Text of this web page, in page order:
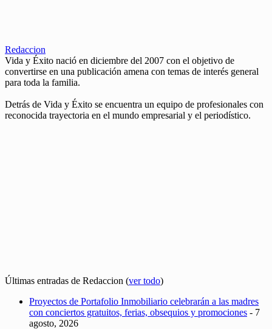
Redaccion
Vida y Éxito nació en diciembre del 2007 con el objetivo de
convertirse en una publicación amena con temas de interés general
para toda la familia.
Detrás de Vida y Éxito se encuentra un equipo de profesionales con
reconocida trayectoria en el mundo empresarial y el periodístico.
Últimas entradas de Redaccion (ver todo)
Proyectos de Portafolio Inmobiliario celebrarán a las madres
con conciertos gratuitos, ferias, obsequios y promociones - 7
agosto, 2026